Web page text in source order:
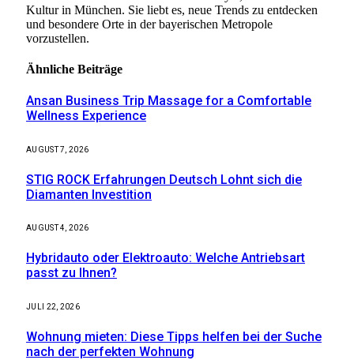
Kultur in München. Sie liebt es, neue Trends zu entdecken
und besondere Orte in der bayerischen Metropole
vorzustellen.
Ähnliche Beiträge
Ansan Business Trip Massage for a Comfortable
Wellness Experience
AUGUST 7, 2026
STIG ROCK Erfahrungen Deutsch Lohnt sich die
Diamanten Investition
AUGUST 4, 2026
Hybridauto oder Elektroauto: Welche Antriebsart
passt zu Ihnen?
JULI 22, 2026
Wohnung mieten: Diese Tipps helfen bei der Suche
nach der perfekten Wohnung